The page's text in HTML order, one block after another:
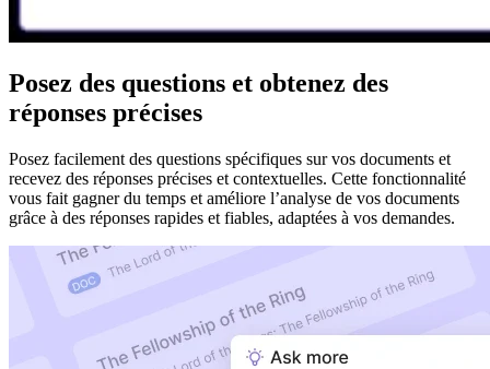
Posez des questions et obtenez des
réponses précises
Posez facilement des questions spécifiques sur vos documents et
recevez des réponses précises et contextuelles. Cette fonctionnalité
vous fait gagner du temps et améliore l’analyse de vos documents
grâce à des réponses rapides et fiables, adaptées à vos demandes.